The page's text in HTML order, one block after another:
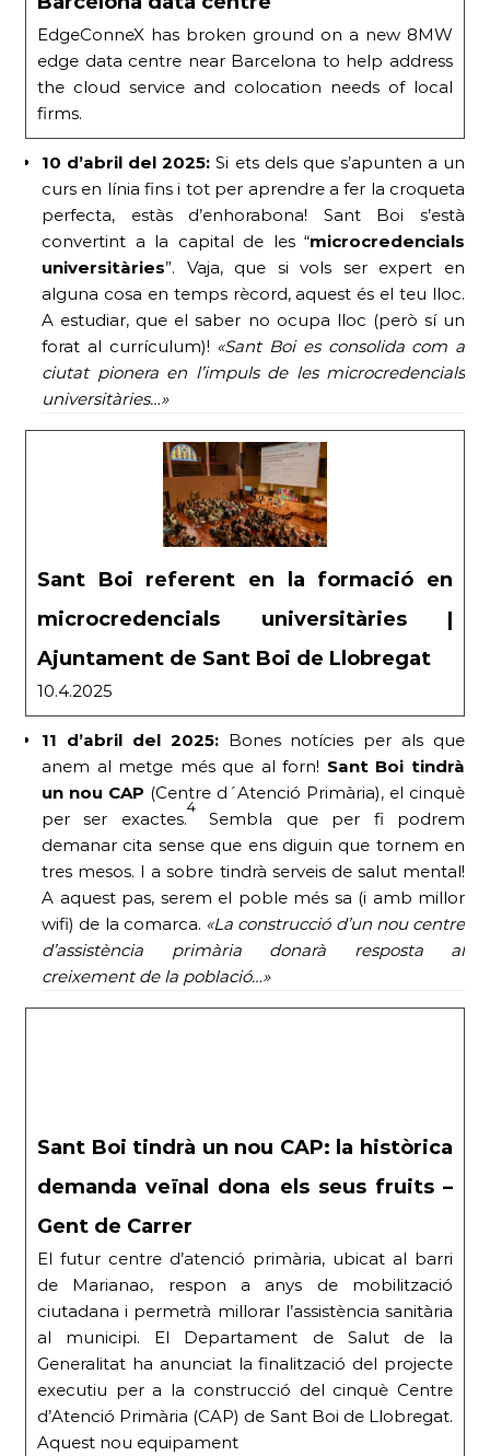
EdgeConneX has broken ground on a new 8MW
edge data centre near Barcelona to help address
the cloud service and colocation needs of local
firms.
10 d’abril del 2025: Si ets dels que s’apunten a un
curs en línia fins i tot per aprendre a fer la croqueta
perfecta, estàs d’enhorabona! Sant Boi s’està
convertint a la capital de les “microcredencials
universitàries”. Vaja, que si vols ser expert en
alguna cosa en temps rècord, aquest és el teu lloc.
A estudiar, que el saber no ocupa lloc (però sí un
forat al currículum)! «Sant Boi es consolida com a
ciutat pionera en l’impuls de les microcredencials
universitàries…»
Sant Boi referent en la formació en
microcredencials universitàries |
Ajuntament de Sant Boi de Llobregat
10.4.2025
11 d’abril del 2025:Bones notícies per als que
anem al metge més que al forn! Sant Boi tindrà
un nou CAP (Centre d´Atenció Primària), el cinquè
per ser exactes.
4
Sembla que per fi podrem
demanar cita sense que ens diguin que tornem en
tres mesos. I a sobre tindrà serveis de salut mental!
A aquest pas, serem el poble més sa (i amb millor
wifi) de la comarca. «La construcció d’un nou centre
d’assistència primària donarà resposta al
creixement de la població…»
Sant Boi tindrà un nou CAP: la històrica
demanda veïnal dona els seus fruits –
Gent de Carrer
El futur centre d’atenció primària, ubicat al barri
de Marianao, respon a anys de mobilització
ciutadana i permetrà millorar l’assistència sanitària
al municipi. El Departament de Salut de la
Generalitat ha anunciat la finalització del projecte
executiu per a la construcció del cinquè Centre
d’Atenció Primària (CAP) de Sant Boi de Llobregat.
Aquest nou equipament